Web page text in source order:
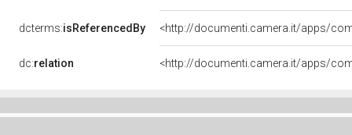
dcterms:isReferencedBy
dc:relation